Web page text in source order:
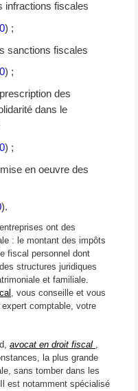
infractions fiscales
) ;
sanctions fiscales
) ;
des
dans le
) ;
en oeuvre des
).
ont des
: le montant des impôts
fiscal personnel dont
structures juridiques
et familiale.
, vous conseille et vous
comptable, votre
avocat en droit fiscal ,
la plus grande
sans tomber dans les
est notamment spécialisé